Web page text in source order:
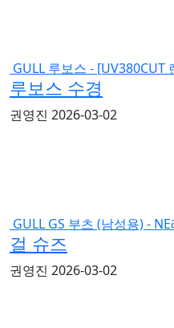
GULL 루보스 - [UV380CUT
루보스 수경
권영진 2026-03-02
GULL GS 부츠 (남성용) -
걸 슈즈
권영진 2026-03-02